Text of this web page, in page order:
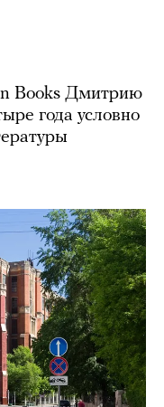
Books Дмитрию
года условно